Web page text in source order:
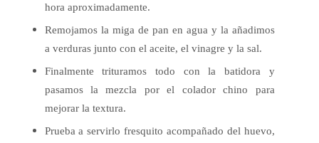
hora aproximadamente.
Remojamos la miga de pan en agua y la añadimos
a verduras junto con el aceite, el vinagre y la sal.
Finalmente trituramos todo con la batidora y
pasamos la mezcla por el colador chino para
mejorar la textura.
Prueba a servirlo fresquito acompañado del huevo,